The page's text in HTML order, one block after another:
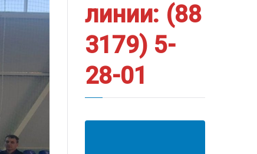
линии: (88
3179) 5-
28-01